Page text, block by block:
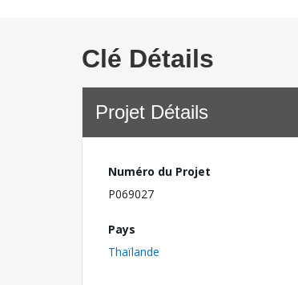
Clé Détails
Projet Détails
Numéro du Projet
P069027
Pays
Thaïlande